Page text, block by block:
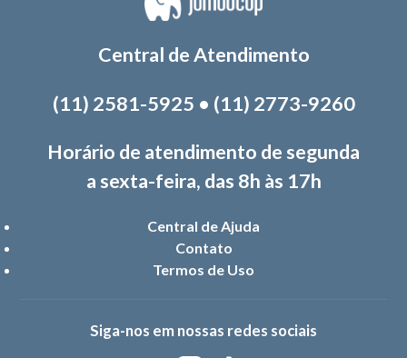
Central de Atendimento
(11) 2581-5925 • (11) 2773-9260
Horário de atendimento de segunda
a sexta-feira, das 8h às 17h
Central de Ajuda
Contato
Termos de Uso
Siga-nos em nossas redes sociais